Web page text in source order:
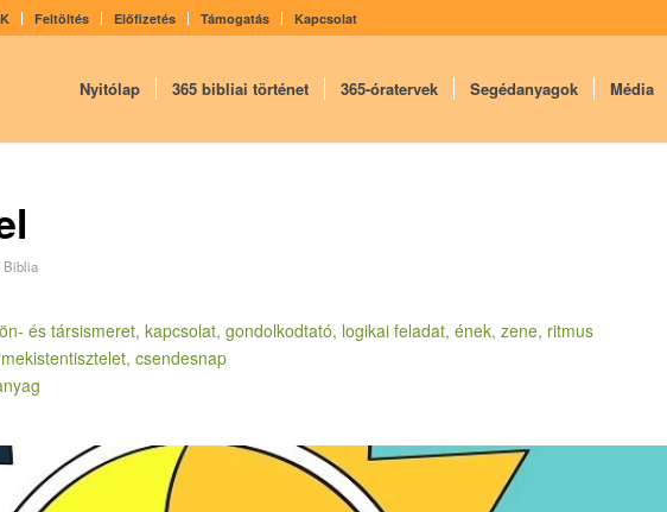
Feltöltés Előfizetés Támogatás Kapcsolat
Nyitólap 365 bibliai történet 365-óratervek Segédanyagok Média
Biblia
és társismeret, kapcsolat, gondolkodtató, logikai feladat, ének, zene, ritmus
csendesnap